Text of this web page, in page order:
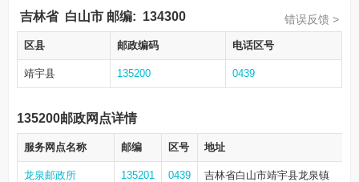
吉林省 白山市 邮编: 134300 错误反馈 >
区县 邮政编码 电话区号
靖宇县 135200 0439
135200邮政网点详情
服务网点名称 邮编 区号 地址
龙泉邮政所 135201 0439 吉林省白山市靖宇县龙泉镇